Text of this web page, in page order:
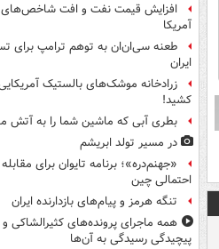
افزایش قیمت نفت و افت
آمریکا
طعنه سی‌ان‌ان به توهم ترامپ برای
ایران
زرادخانه موشک‌های بالستیک
کشید!
بطری آبی که ماشین شما را به آتش
در مسیر تولد ابریشم
«جهنم‌دره»؛ برنامه تایوان برای
احتمالی چین
تنگه هرمز و پیام‌های بازدارنده ایران
همه ماجرای پرونده‌های کثیرالشاکی و
پیچیدگی رسیدگی به آن‌ها